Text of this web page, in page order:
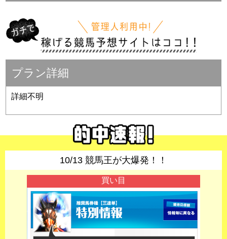
プラン詳細
詳細不明
10/13 競馬王が大爆発！！
買い目